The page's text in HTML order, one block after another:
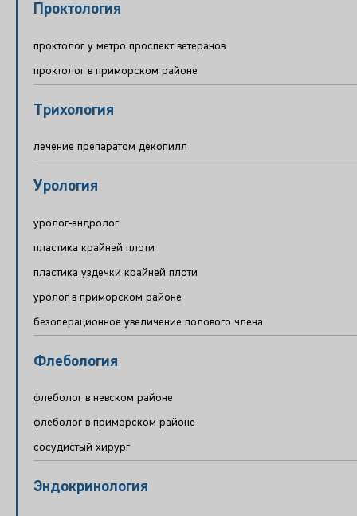
Проктология
проктолог у метро проспект ветеранов
проктолог в приморском районе
Трихология
лечение препаратом декопилл
Урология
уролог-андролог
пластика крайней плоти
пластика уздечки крайней плоти
уролог в приморском районе
безоперационное увеличение полового члена
Флебология
флеболог в невском районе
флеболог в приморском районе
сосудистый хирург
Эндокринология